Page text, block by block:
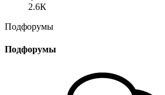
2.6К
Подфорумы
Подфорумы